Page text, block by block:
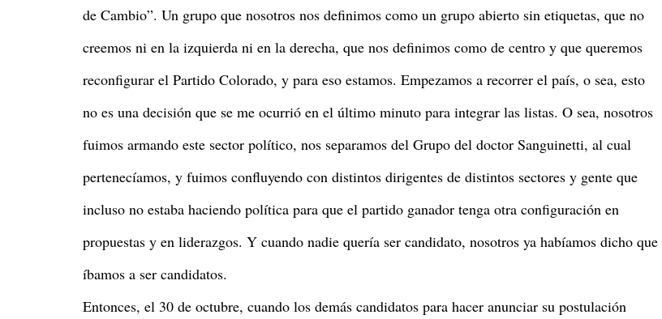
de Cambio”. Un grupo que nosotros nos definimos como un grupo abierto sin etiquetas, que no
creemos ni en la izquierda ni en la derecha, que nos definimos como de centro y que queremos
reconfigurar el Partido Colorado, y para eso estamos. Empezamos a recorrer el país, o sea, esto
no es una decisión que se me ocurrió en el último minuto para integrar las listas. O sea, nosotros
fuimos armando este sector político, nos separamos del Grupo del doctor Sanguinetti, al cual
pertenecíamos, y fuimos confluyendo con distintos dirigentes de distintos sectores y gente que
incluso no estaba haciendo política para que el partido ganador tenga otra configuración en
propuestas y en liderazgos. Y cuando nadie quería ser candidato, nosotros ya habíamos dicho que
íbamos a ser candidatos.
Entonces, el 30 de octubre, cuando los demás candidatos para hacer anunciar su postulación